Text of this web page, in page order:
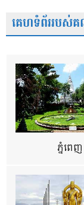
គេហទំព័ររបស់គ
ភ្នំពេញ